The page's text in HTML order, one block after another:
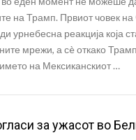
на Трамп. Првиот човек
урнебесна реакција која
мрежи, а сè откако
на Мексиканскиот …
за ужасот во